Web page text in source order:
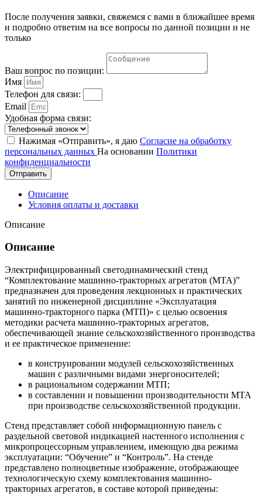
После получения заявки, свяжемся с вами в ближайшее время
и подробно ответим на все вопросы по данной позиции и не
только
Ваш вопрос по позиции:
Имя
Телефон для связи:
Email
Удобная форма связи:
Нажимая «Отправить», я даю Согласие на обработку
персональных данных На основании Политики
конфиденциальности
Отправить
Описание
Условия оплаты и доставки
Описание
Описание
Электрифицированный светодинамический стенд
“Комплектование машинно-тракторных агрегатов (МТА)”
предназначен для проведения лекционных и практических
занятий по инженерной дисциплине «Эксплуатация
машинно-тракторного парка (МТП)» с целью освоения
методики расчета машинно-тракторных агрегатов,
обеспечивающей знание сельскохозяйственного производства
и ее практическое применение:
в конструировании модулей сельскохозяйственных
машин с различными видами энергоносителей;
в рациональном содержании МТП;
в составлении и повышении производительности МТА
при производстве сельскохозяйственной продукции.
Стенд представляет собой информационную панель с
раздельной световой индикацией настенного исполнения с
микропроцессорным управлением, имеющую два режима
эксплуатации: “Обучение” и “Контроль”. На стенде
представлено полноцветные изображение, отображающее
технологическую схему комплектования машинно-
тракторных агрегатов, в составе которой приведены: